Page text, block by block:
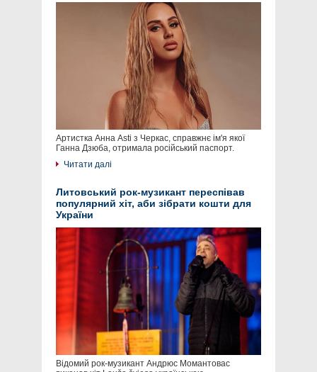
Артистка Анна Asti з Черкас, справжнє ім'я якої
Ганна Дзюба, отримала російський паспорт.
Читати далі
Литовський рок-музикант переспівав
популярний хіт, аби зібрати кошти для
України
Відомий рок-музикант Андрюс Момантовас